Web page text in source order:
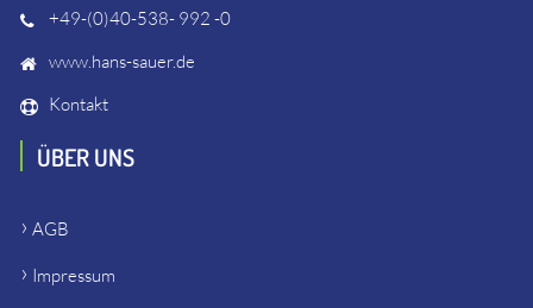
+49-(0)40-538- 992 -0
www.hans-sauer.de
Kontakt
ÜBER UNS
AGB
Impressum